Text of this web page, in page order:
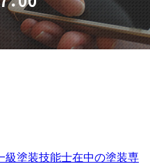
塗装技能士在中の塗装専